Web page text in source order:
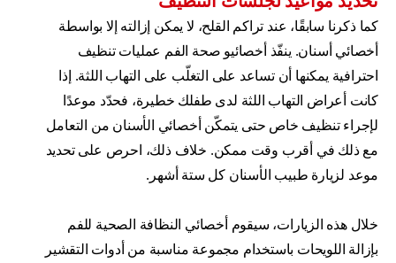
كما ذكرنا سابقًا، عند تراكم القلح، لا يمكن إزالته إلا بواسطة
أخصائي أسنان. ينفّذ أخصائيو صحة الفم عمليات تنظيف
احترافية يمكنها أن تساعد على التغلّب على التهاب اللثة. إذا
كانت أعراض التهاب اللثة لدى طفلك خطيرة، فحدّد موعدًا
لإجراء تنظيف خاص حتى يتمكّن أخصائي الأسنان من التعامل
مع ذلك في أقرب وقت ممكن. خلاف ذلك، احرص على تحديد
موعد لزيارة طبيب الأسنان كل ستة أشهر.
خلال هذه الزيارات، سيقوم أخصائي النظافة الصحية للفم
بإزالة اللويحات باستخدام مجموعة مناسبة من أدوات التقشير